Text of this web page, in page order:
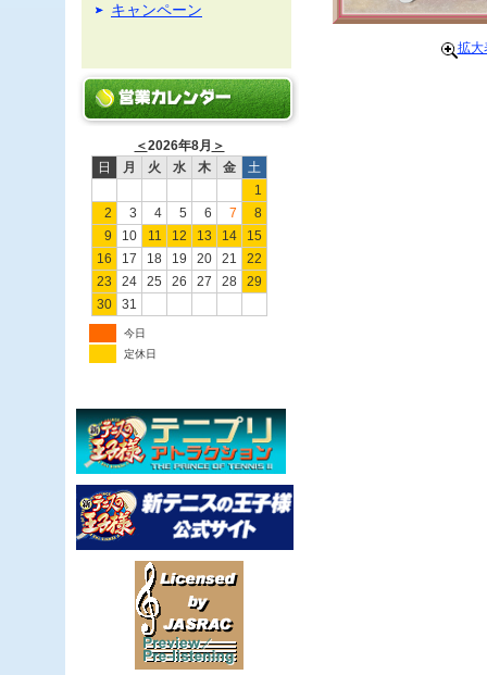
キャンペーン
＜2026年8月 ＞
日
月 火 水 木 金
土
1
2
3 4 5 6 7
8
9
10 11 12 13 14
15
16
17 18 19 20 21
22
23
24 25 26 27 28
29
30
31
今日
定休日
拡大